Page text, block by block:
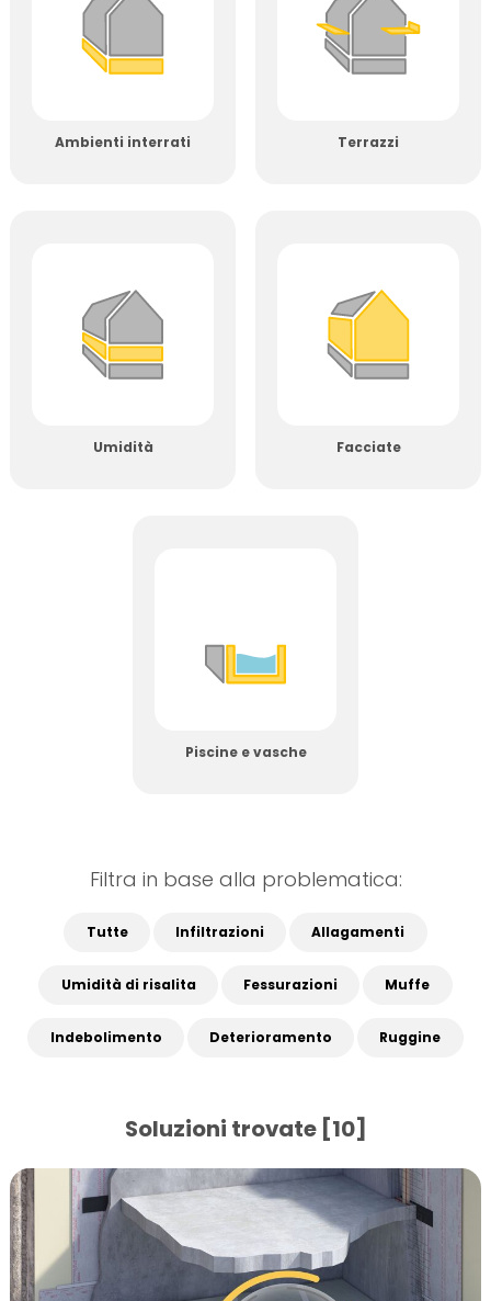
Ambienti interrati Terrazzi
Umidità Facciate
Piscine e vasche
Filtra in base alla problematica:
Tutte Infiltrazioni Allagamenti
Umidità di risalita Fessurazioni Muffe
Indebolimento Deterioramento Ruggine
Soluzioni trovate [10]